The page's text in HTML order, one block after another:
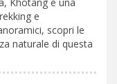
e
scopri le
naturale di questa